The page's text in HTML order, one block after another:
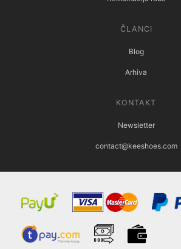
ČLANCI
Blog
Arhiva
KONTAKT
Newsletter
contact@keeshoes.com